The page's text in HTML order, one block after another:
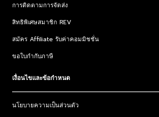
การติดตามการจัดส่ง
สิทธิพิเศษสมาชิก REV
สมัคร Affiliate รับค่าคอมมิชชั่น
ขอใบกำกับภาษี
เงื่อนไขและข้อกำหนด
นโยบายความเป็นส่วนตัว